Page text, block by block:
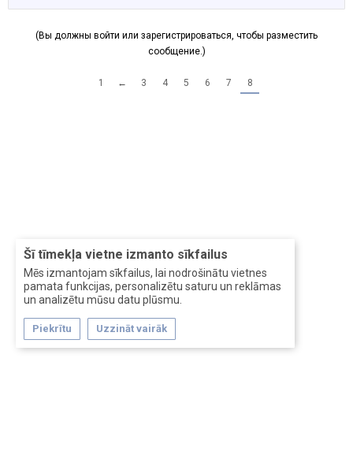
Šī tīmekļa vietne izmanto sīkfailus
Mēs izmantojam sīkfailus, lai nodrošinātu vietnes
pamata funkcijas, personalizētu saturu un reklāmas
un analizētu mūsu datu plūsmu.
Piekrītu Uzzināt vairāk
(Вы должны войти или зарегистрироваться, чтобы разместить
сообщение.)
1 ← 3 4 5 6 7 8